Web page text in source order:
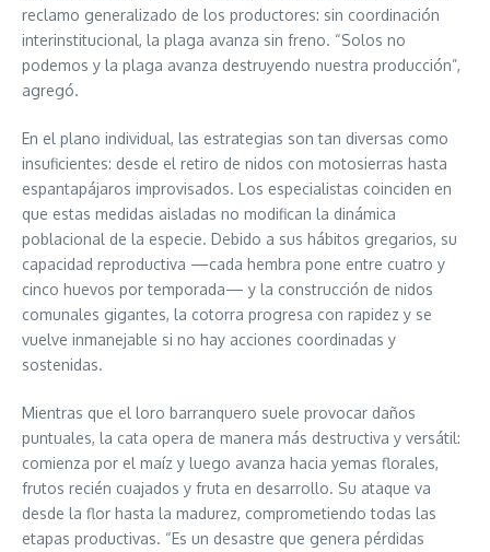
reclamo generalizado de los productores: sin coordinación
interinstitucional, la plaga avanza sin freno. “Solos no
podemos y la plaga avanza destruyendo nuestra producción”,
agregó.
En el plano individual, las estrategias son tan diversas como
insuficientes: desde el retiro de nidos con motosierras hasta
espantapájaros improvisados. Los especialistas coinciden en
que estas medidas aisladas no modifican la dinámica
poblacional de la especie. Debido a sus hábitos gregarios, su
capacidad reproductiva —cada hembra pone entre cuatro y
cinco huevos por temporada— y la construcción de nidos
comunales gigantes, la cotorra progresa con rapidez y se
vuelve inmanejable si no hay acciones coordinadas y
sostenidas.
Mientras que el loro barranquero suele provocar daños
puntuales, la cata opera de manera más destructiva y versátil:
comienza por el maíz y luego avanza hacia yemas florales,
frutos recién cuajados y fruta en desarrollo. Su ataque va
desde la flor hasta la madurez, comprometiendo todas las
etapas productivas. “Es un desastre que genera pérdidas